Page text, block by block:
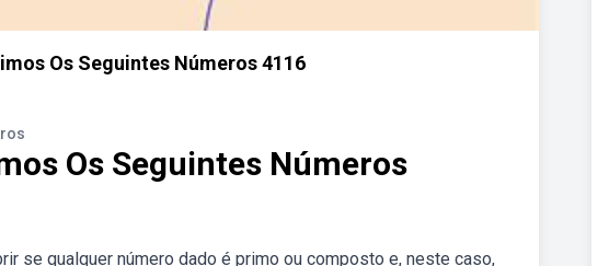
Os Seguintes Números 4116
Os Seguintes Números
se qualquer número dado é primo ou composto e, neste caso,